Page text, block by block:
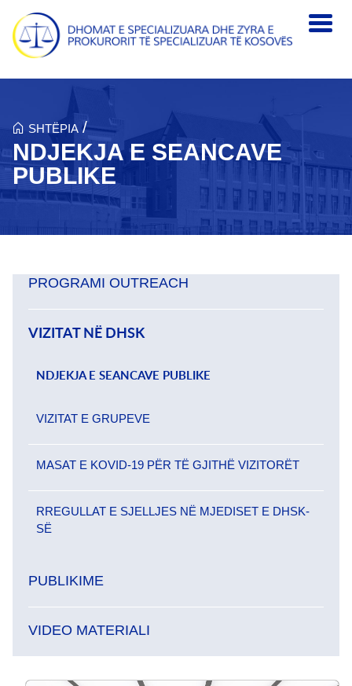
Skip to main content
SHTËPIA /
NDJEKJA E SEANCAVE
PUBLIKE
PROGRAMI OUTREACH
VIZITAT NË DHSK
NDJEKJA E SEANCAVE PUBLIKE
VIZITAT E GRUPEVE
MASAT E KOVID-19 PËR TË GJITHË VIZITORËT
RREGULLAT E SJELLJES NË MJEDISET E DHSK-
SË
PUBLIKIME
VIDEO MATERIALI